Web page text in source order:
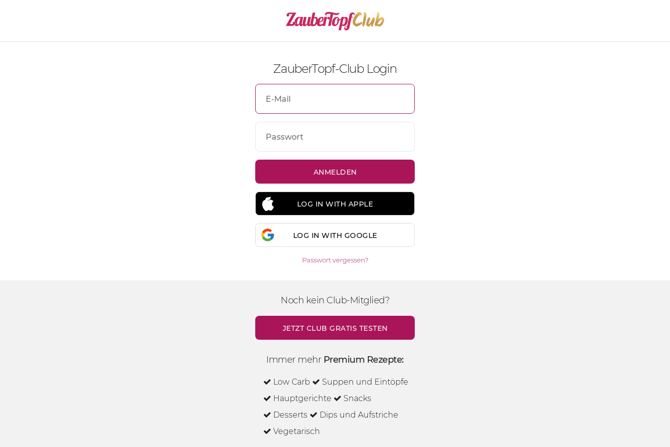
ZauberTopf-Club Login
LOG IN WITH APPLE
LOG IN WITH GOOGLE
Passwort vergessen?
Noch kein Club-Mitglied?
JETZT CLUB GRATIS TESTEN
Immer mehr Premium Rezepte:
Low Carb
Suppen und Eintöpfe
Hauptgerichte
Snacks
Desserts
Dips und Aufstriche
Vegetarisch